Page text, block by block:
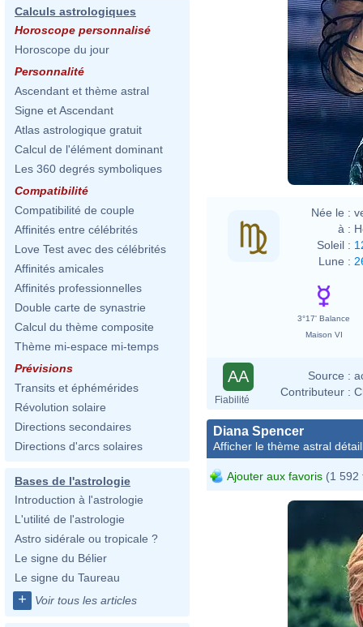
Calculs astrologiques
Horoscope personnalisé
Horoscope du jour
Personnalité
Ascendant et thème astral
Signe et Ascendant
Atlas astrologique gratuit
Calcul de l'élément dominant
Les 360 degrés symboliques
Compatibilité
Compatibilité de couple
Affinités entre célébrités
Love Test avec des célébrités
Affinités amicales
Affinités professionnelles
Double carte de synastrie
Calcul du thème composite
Thème mi-espace mi-temps
Prévisions
Transits et éphémérides
Révolution solaire
Directions secondaires
Directions d'arcs solaires
Bases de l'astrologie
Introduction à l'astrologie
L'utilité de l'astrologie
Astro sidérale ou tropicale ?
Le signe du Bélier
Le signe du Taureau
+ Voir tous les articles
Née le :
à :
Soleil :
Lune :
3°17' Balance
Maison VI
AA
Fiabilité
Source :
Contributeur :
Diana Spencer
Afficher le thème astral
Ajouter aux favoris (1 592